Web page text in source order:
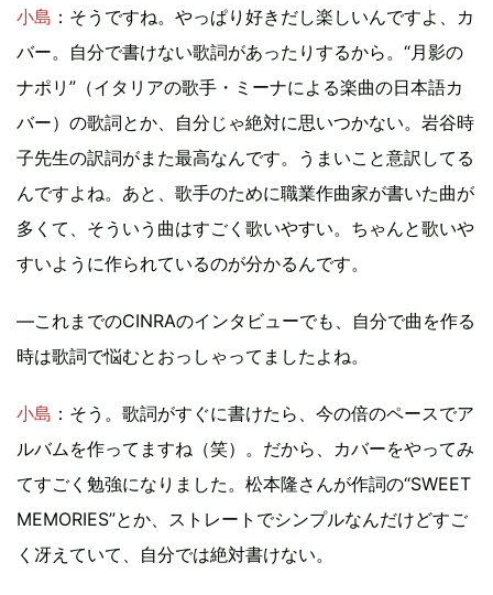
小島 ：そうですね。やっぱり好きだし楽しいんですよ、カ
バー。自分で書けない歌詞があったりするから。“月影の
ナポリ”（イタリアの歌手・ミーナによる楽曲の日本語カ
バー）の歌詞とか、自分じゃ絶対に思いつかない。岩谷時
子先生の訳詞がまた最高なんです。うまいこと意訳してる
んですよね。あと、歌手のために職業作曲家が書いた曲が
多くて、そういう曲はすごく歌いやすい。ちゃんと歌いや
すいように作られているのが分かるんです。
―これまでのCINRAのインタビューでも、自分で曲を作る
時は歌詞で悩むとおっしゃってましたよね。
小島 ：そう。歌詞がすぐに書けたら、今の倍のペースでア
ルバムを作ってますね（笑）。だから、カバーをやってみ
てすごく勉強になりました。松本隆さんが作詞の“SWEET
MEMORIES”とか、ストレートでシンプルなんだけどすご
く冴えていて、自分では絶対書けない。